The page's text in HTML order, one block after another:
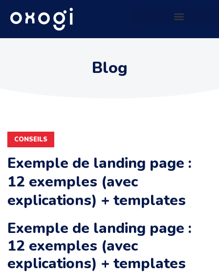
Blog
CONSEILS
Exemple de landing page :
12 exemples (avec
explications) + templates
Exemple de landing page :
12 exemples (avec
explications) + templates